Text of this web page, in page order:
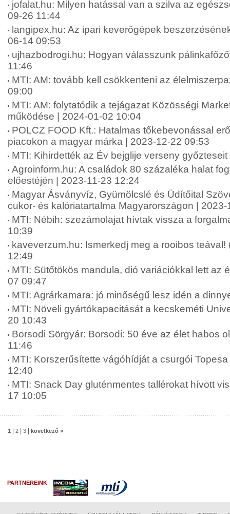
jofalat.hu: Milyen hatással van a szilva az
09-26 11:44
langipex.hu: Az ipari keverőgépek
06-14 09:53
ujhazbodrogi.hu: Hogyan válasszunk
11:46
MTI: AM: tovább kell csökkenteni az
09:00
MTI: AM: folytatódik a tejágazat Közösségi
működése | 2024-01-02 10:04
POLCZ FOOD Kft.: Hatalmas tőkebevonással
piacokon a magyar márka | 2023-12-22 09:53
MTI: Kihirdették az Év bejglije verseny
Agroinform.hu: A családok 80 százaléka halat
előestéjén | 2023-11-23 12:24
Magyar Ásványvíz, Gyümölcslé és Üdítőital
cukor- és kalóriatartalma Magyarországon | 2023-
MTI: Nébih: szezámolajat hívtak vissza a
10:39
kaveverzum.hu: Ismerkedj meg a rooibos teával!
12:49
MTI: Sütőtökös mandula, dió variációkkal lett az
07 09:47
MTI: Agrárkamara: jó minőségű lesz idén a
MTI: Növeli gyártókapacitását a kecskeméti
20 10:43
Borsodi Sörgyár: Borsodi: 50 éve az élet habos
11:46
MTI: Korszerűsítette vágóhídját a csurgói
12:40
MTI: Snack Day gluténmentes tallérokat hívott
17 10:05
1 2 3 következő »
PARTNEREINK